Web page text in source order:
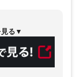
見る▼